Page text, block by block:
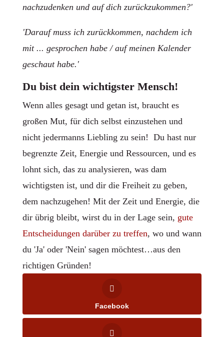
nachzudenken und auf dich zurückzukommen?'
'Darauf muss ich zurückkommen, nachdem ich
mit ... gesprochen habe / auf meinen Kalender
geschaut habe.'
Du bist dein wichtigster Mensch!
Wenn alles gesagt und getan ist, braucht es
großen Mut, für dich selbst einzustehen und
nicht jedermanns Liebling zu sein! Du hast nur
begrenzte Zeit, Energie und Ressourcen, und es
lohnt sich, das zu analysieren, was dam
wichtigsten ist, und dir die Freiheit zu geben,
dem nachzugehen! Mit der Zeit und Energie, die
dir übrig bleibt, wirst du in der Lage sein, gute
Entscheidungen darüber zu treffen, wo und wann
du 'Ja' oder 'Nein' sagen möchtest…aus den
richtigen Gründen!
Facebook